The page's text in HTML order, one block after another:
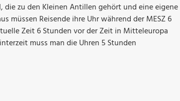
die zu den Kleinen Antillen gehört und eine eigene
müssen Reisende ihre Uhr während der MESZ 6
Zeit 6 Stunden vor der Zeit in Mitteleuropa
muss man die Uhren 5 Stunden